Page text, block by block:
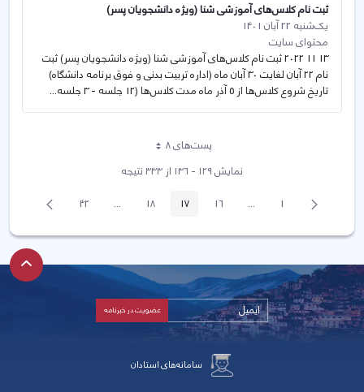
ثبت نام کلاس‌های آموزشی شنا (ویژه دانشجویان پسر)
یک‌شنبه 22 آبان 1401
محتوای سایت
13 11 2022 ثبت نام کلاس‌های آموزشی شنا (ویژه دانشجویان پسر) ثبت
نام 22 آبان لغایت 30 آبان ماه (اداره تربیت بدنی و فوق برنامه دانشگاه)
تاریخ شروع کلاس‌ها از 5 آذر ماه مدت کلاس‌ها (12 جلسه - 3 جلسه...
پست‌‌های 8هر صفحه
نمایش ۱۲۹ - ۱۳۶ از ۳۳۳ نتیجه
پیغام
قبلی صفحه1
...
Intermediate Pages
صفحه16 صفحه17 صفحه18
...
Intermediate Pages
صفحه42 صفحه
بعد
سامانه‌های استادان